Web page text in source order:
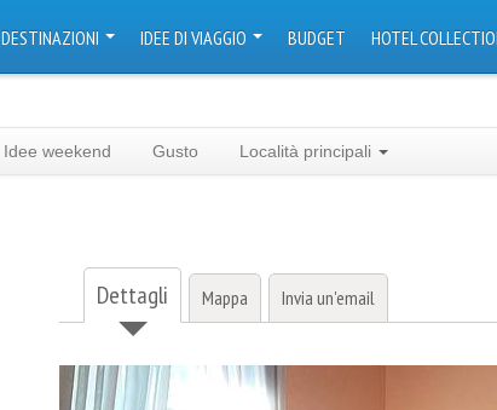
DESTINAZIONI IDEE DI VIAGGIO BUDGET HOTEL
Idee weekend Gusto Località principali
Dettagli Mappa Invia un'email